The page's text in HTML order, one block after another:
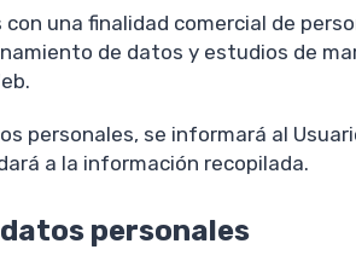
una finalidad comercial de
de datos y estudios de
personales, se informará al
a la información recopilada.
personales